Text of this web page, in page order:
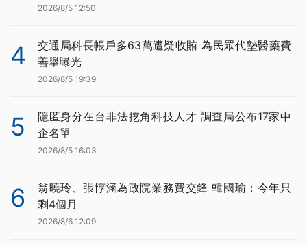
2026/8/5 12:50
4
交通局科長帳戶多63萬遭疑收賄 為民眾代墊醫藥費
善舉曝光
2026/8/5 19:39
5
隱匿身分在台非法挖角科技人才 調查局公布17家中
企名單
2026/8/5 16:03
6
翁曉玲、張惇涵為政院業務費交鋒 韓國瑜：今年只
剩4個月
2026/8/6 12:09